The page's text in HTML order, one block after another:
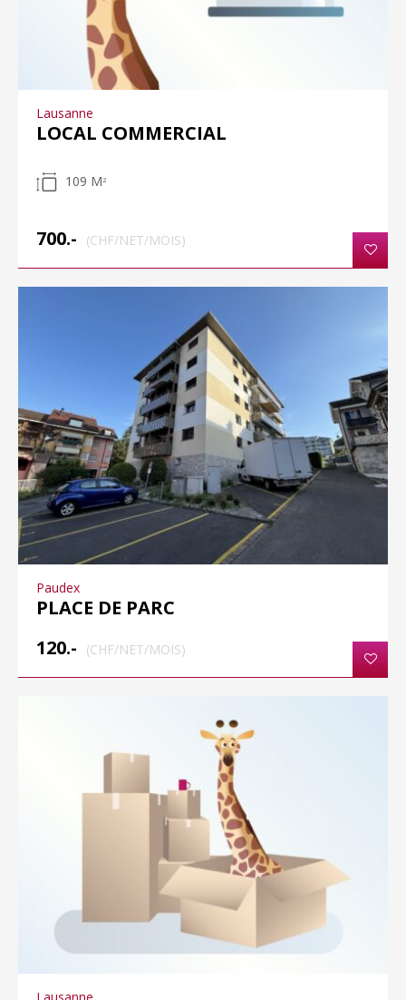
Lausanne
LOCAL COMMERCIAL
109 M 2
700.- (CHF/NET/MOIS)
Paudex
PLACE DE PARC
120.-
(CHF/NET/MOIS)
Lausanne